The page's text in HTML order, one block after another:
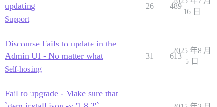
updating
Support
26 489
16 日
Discourse Fails to update in the
Admin UI - No matter what
Self-hosting
31 613
2025 年8 月
5 日
Fail to upgrade - Make sure that